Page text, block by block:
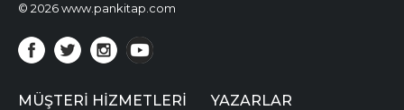
© 2026 www.pankitap.com
MÜŞTERI HIZMETLERI YAZARLAR